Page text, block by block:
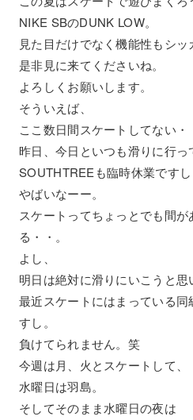
NIKE SBのDUNK LOW。
見た目だけでなく機能性もシ
是非見に来てくださいね。
よろしくお願いします。
そういえば、
ここ数日間スケートしてない・
昨日、今日といつも滑りに行っ
SOUTHTREEも臨時休業ですし
やばいなーー。
スケートってちょっとでも間
る・・。
よし、
明日は絶対に滑りにいこうと思
最近スケートにはまっている同
すし。
負けてられません。笑
今週は月、火とスケートして、
水曜日は羽島。
そしてそのまま水曜日の夜は